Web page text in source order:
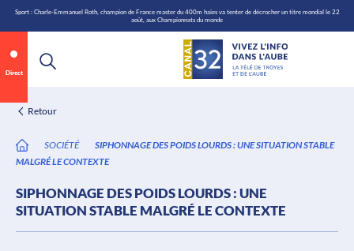
Aller
au
contenu
Sport : Charle-Emmanuel Roth, champion de France master du 400m haies va tenter de décrocher un titre mondial le 22
août, aux Championnats du monde
Direct
Retour
SOCIÉTÉ
SIPHONNAGE DES POIDS LOURDS : UNE SITUATION STABLE
MALGRÉ LE CONTEXTE
SIPHONNAGE DES POIDS LOURDS : UNE
SITUATION STABLE MALGRÉ LE CONTEXTE